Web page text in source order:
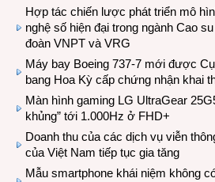
Hợp tác chiến lược phát triển mô
nghệ số hiện đại trong ngành Cao
đoàn VNPT và VRG
Máy bay Boeing 737-7 mới được
bang Hoa Kỳ cấp chứng nhận khai
Màn hình gaming LG UltraGear
khủng” tới 1.000Hz ở FHD+
Doanh thu của các dịch vụ viễn
của Việt Nam tiếp tục gia tăng
Mẫu smartphone khái niệm không